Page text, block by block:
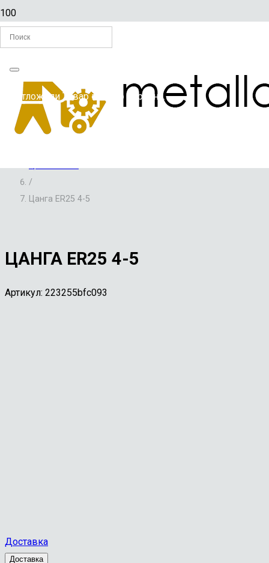
Вы отложилиТоварв свою корзину.
Главная
/
ИМПОРТНЫЕ МЕТАЛЛОРЕЖУЩИЕ ИНСТРУМЕНТЫ И
ПРИСПОСОБЛЕНИЯ
/
Цанга ER25 4-5
ЦАНГА ER25 4-5
Артикул: 223255bfc093
Доставка
Доставка